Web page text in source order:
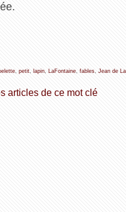
, petit, lapin, LaFontaine, fables, Jean de
articles de ce mot clé